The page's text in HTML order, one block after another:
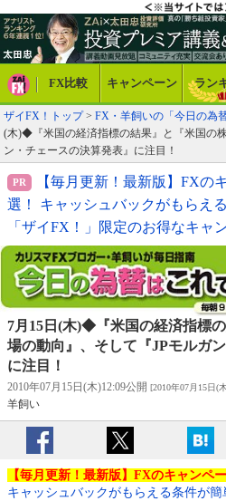
FX比較 キャンペーン ラン
ザイFX！トップ> FX・羊飼いの「今日の為
(木)◆『米国の経済指標の結果』と『米国の
ン・チェースの決算発表』に注目！
【毎月更新！最新版】FXの
選！ キャッシュバックがもらえ
「ザイFX！」限定のお得なキャ
7月15日(木)◆『米国の経済指標
場の動向』、そして『JPモルガ
に注目！
2010年07月15日(木)12:09公開 [2010年07月15日(
羊飼い
【毎月更新！最新版】FXのキャンペ
キャッシュバックがもらえる条件が簡